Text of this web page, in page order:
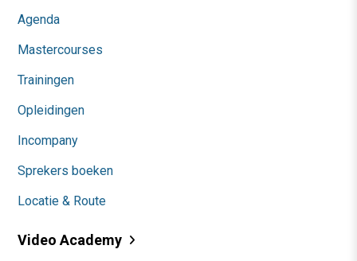
Agenda
Mastercourses
Trainingen
Opleidingen
Incompany
Sprekers boeken
Locatie & Route
Video Academy